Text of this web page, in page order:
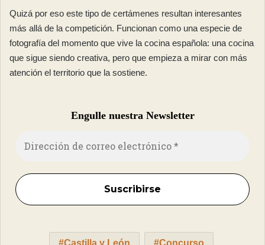
Quizá por eso este tipo de certámenes resultan interesantes
más allá de la competición. Funcionan como una especie de
fotografía del momento que vive la cocina española: una cocina
que sigue siendo creativa, pero que empieza a mirar con más
atención el territorio que la sostiene.
Engulle nuestra Newsletter
Castilla y León Concurso